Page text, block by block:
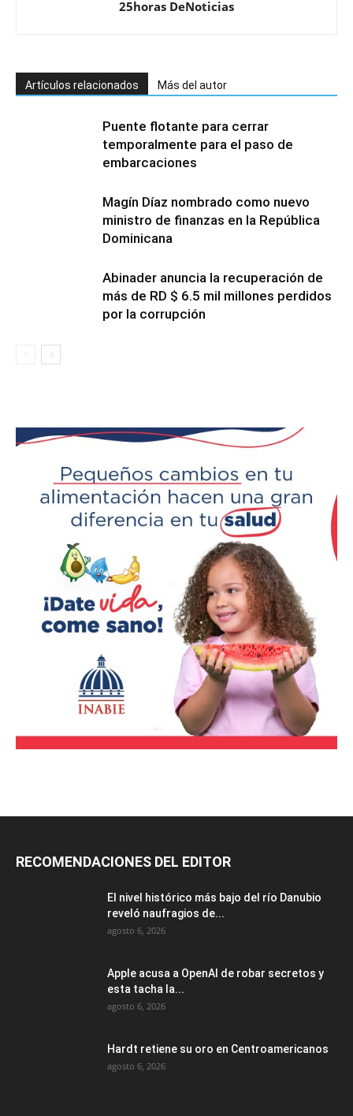
25horas DeNoticias
Artículos relacionados Más del autor
Puente flotante para cerrar
temporalmente para el paso de
embarcaciones
Magín Díaz nombrado como nuevo
ministro de finanzas en la República
Dominicana
Abinader anuncia la recuperación de
más de RD $ 6.5 mil millones perdidos
por la corrupción
RECOMENDACIONES DEL EDITOR
El nivel histórico más bajo del río Danubio
reveló naufragios de...
agosto 6, 2026
Apple acusa a OpenAI de robar secretos y
esta tacha la...
agosto 6, 2026
Hardt retiene su oro en Centroamericanos
agosto 6, 2026